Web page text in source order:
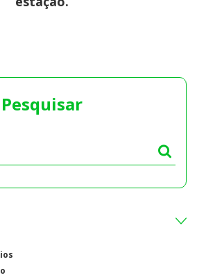
Pesquisar